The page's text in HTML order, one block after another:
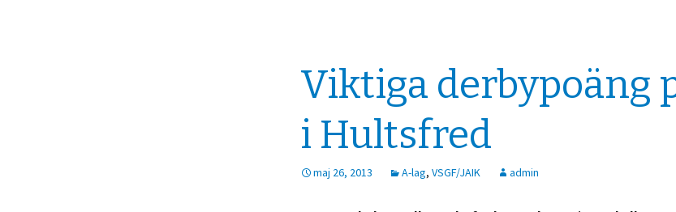
Viktiga derbypoäng
i Hultsfred
maj 26, 2013 A-lag, VSGF/JAIK admin